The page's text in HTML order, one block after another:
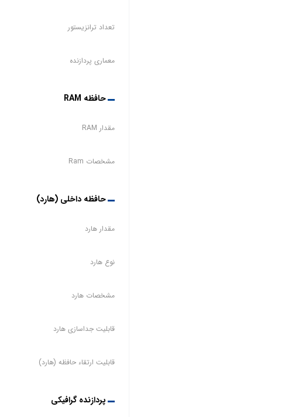
تعداد ترانزیستور
معماری پردازنده
حافظه RAM
مقدار RAM
مشخصات Ram
حافظه داخلی (هارد)
مقدار هارد
نوع هارد
مشخصات هارد
قابلیت جداسازی هارد
قابلیت ارتقاء حافظه (هارد)
پردازنده گرافیکی